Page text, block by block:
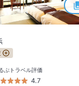
ぶトラベル評価
4.7